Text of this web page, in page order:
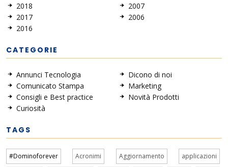
2018
2017
2016
2007
2006
CATEGORIE
Annunci Tecnologia
Comunicato Stampa
Consigli e Best practice
Curiosità
Dicono di noi
Marketing
Novità Prodotti
TAGS
#Dominoforever Acronimi Aggiornamento applicazioni